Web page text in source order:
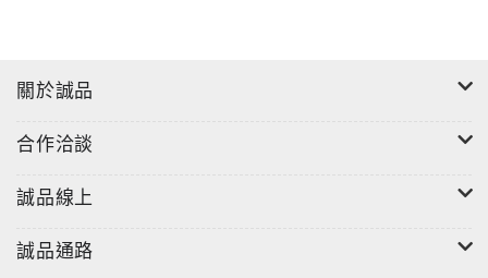
關於誠品
合作洽談
誠品線上
誠品通路